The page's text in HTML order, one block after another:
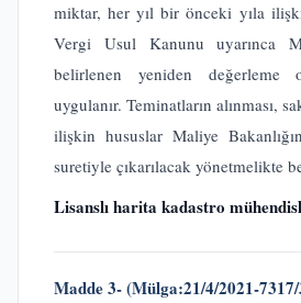
miktar, her yıl bir önceki yıla
Vergi Usul Kanunu uyarınca
belirlenen yeniden değerleme
uygulanır. Teminatların alınması,
ilişkin hususlar Maliye
suretiyle çıkarılacak yönetmelikte
Lisanslı harita kadastro
Madde 3-(Mülga:21/4/2021-